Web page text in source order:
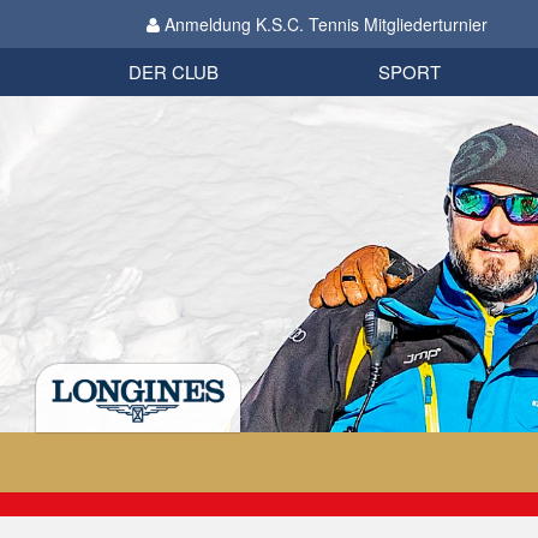
Anmeldung K.S.C. Tennis Mitgliederturnier
DER CLUB
Organisation
SPORT
Biathlon
Datenschutzverordnung 2018
Impressum